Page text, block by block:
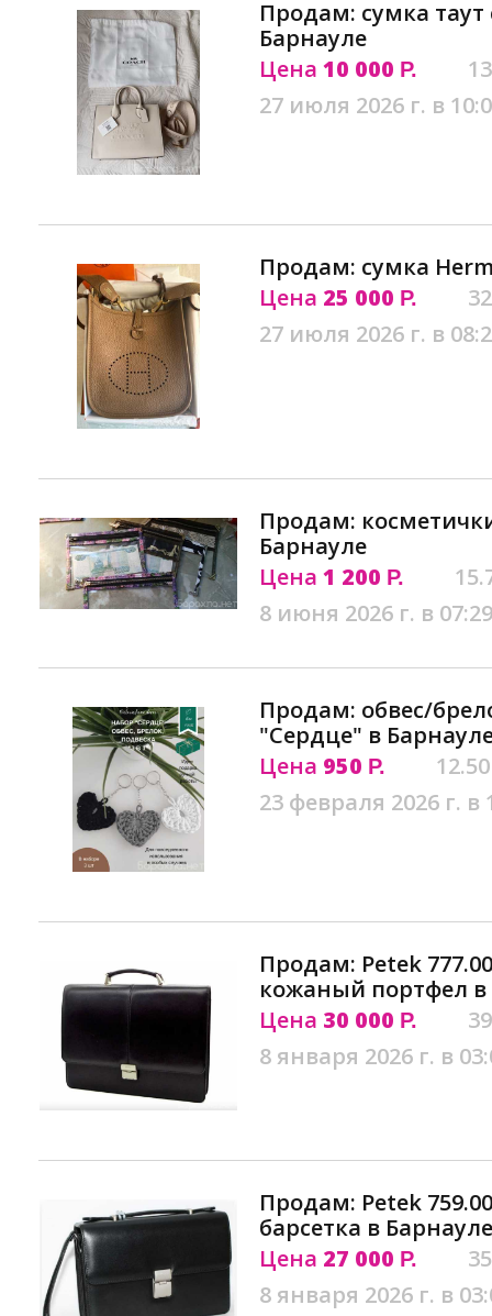
Продам: сумка таут
Барнауле
Цена 10 000 Р.
27 июля 2026 г. в
Продам: сумка
Цена 25 000 Р.
27 июля 2026 г. в
Продам:
Барнауле
Цена 1 200 Р.
8 июня 2026 г. в 07:29
Продам: обвес/
"Сердце" в
Цена 950 Р.
23 февраля 2026 г. в
Продам: Petek
кожаный портфел в
Цена 30 000 Р.
8 января 2026 г. в
Продам: Petek
барсетка в Барнауле
Цена 27 000 Р.
8 января 2026 г. в